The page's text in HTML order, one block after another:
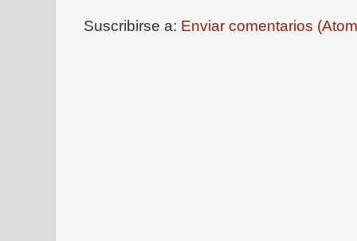
Suscribirse a: Enviar comentarios